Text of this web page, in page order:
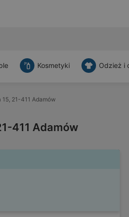
Kosmetyki Odzież i
21-411 Adamów
411 Adamów